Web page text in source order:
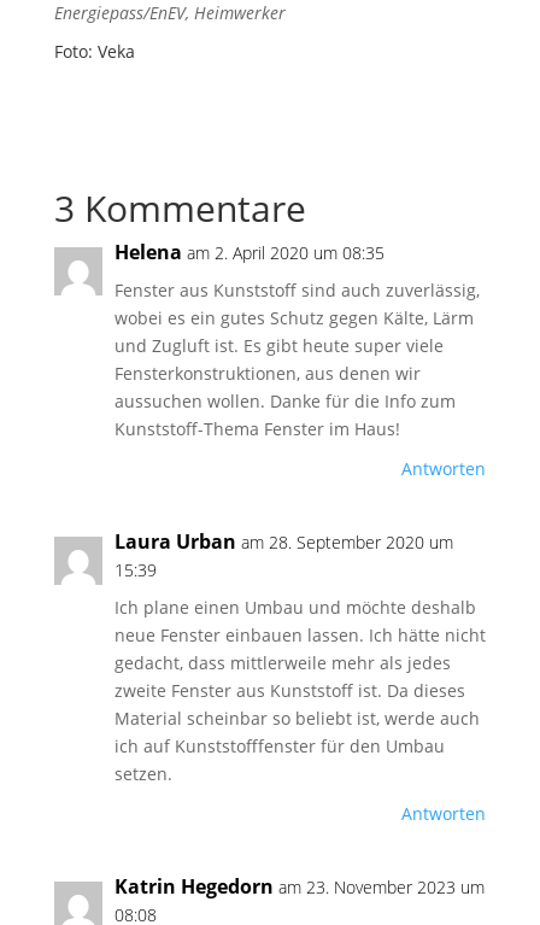
Energiepass/EnEV, Heimwerker
Foto: Veka
3 Kommentare
Helena am 2. April 2020 um 08:35
Fenster aus Kunststoff sind auch zuverlässig,
wobei es ein gutes Schutz gegen Kälte, Lärm
und Zugluft ist. Es gibt heute super viele
Fensterkonstruktionen, aus denen wir
aussuchen wollen. Danke für die Info zum
Kunststoff-Thema Fenster im Haus!
Antworten
Laura Urban am 28. September 2020 um
15:39
Ich plane einen Umbau und möchte deshalb
neue Fenster einbauen lassen. Ich hätte nicht
gedacht, dass mittlerweile mehr als jedes
zweite Fenster aus Kunststoff ist. Da dieses
Material scheinbar so beliebt ist, werde auch
ich auf Kunststofffenster für den Umbau
setzen.
Antworten
Katrin Hegedorn am 23. November 2023 um
08:08